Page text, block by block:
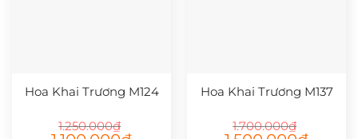
Hoa Khai Trương M124
1.250.000₫
Giá
Giá
Hoa Khai Trương M137
1.700.000₫
Giá
Giá